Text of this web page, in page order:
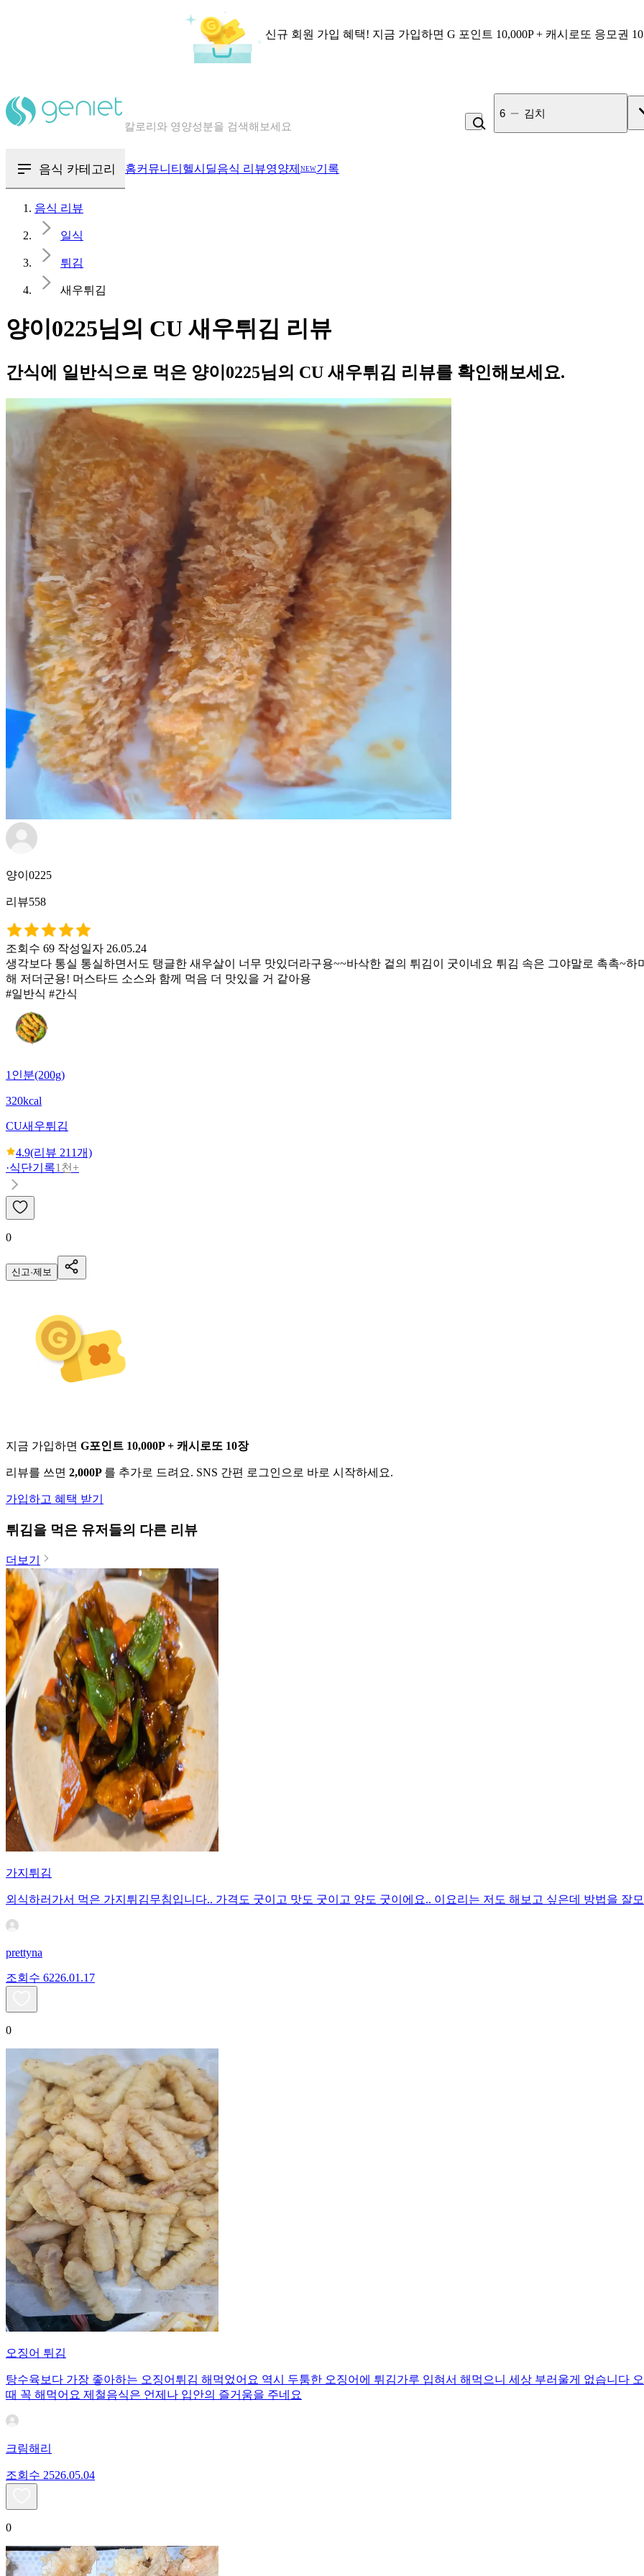
신규 회원 가입 혜택! 지금 가입하면 G 포인트 10,000P + 캐시로또 응모권
칼로리와 영양성분을 검색해보세요
7 고100 촉촉 고구마 스틱
음식 카테고리 홈커뮤니티 헬시딜음식 리뷰영양제 NEW기록
음식 리뷰
일식
튀김
새우튀김
양이0225님의 CU 새우튀김 리뷰
간식에 일반식으로 먹은 양이0225님의 CU 새우튀김 리뷰를 확인해보세요.
양이0225
리뷰558
조회수 69 작성일자 26.05.24
생각보다 통실 통실하면서도 탱글한 새우살이 너무 맛있더라구용~~바삭한 겉의 튀김이 굿이네요 튀김 속은 그야말로 촉촉~
해 저더군용! 머스타드 소스와 함께 먹음 더 맛있을 거 같아용
#일반식 #간식
1인분(200g)
320kcal
CU새우튀김
4.9(리뷰 211개)
·식단기록1천+
0
신고·제보
지금 가입하면 G포인트 10,000P + 캐시로또 10장
리뷰를 쓰면 2,000P 를 추가로 드려요. SNS 간편 로그인으로 바로 시작하세요.
가입하고 혜택 받기
튀김을 먹은 유저들의 다른 리뷰
더보기
가지튀김
외식하러가서 먹은 가지튀김무침입니다.. 가격도 굿이고 맛도 굿이고 양도 굿이에요.. 이요리는 저도 해보고 싶은데 방법을 잘
prettyna
조회수 6226.01.17
0
오징어 튀김
탕수육보다 가장 좋아하는 오징어튀김 해먹었어요 역시 두툼한 오징어에 튀김가루 입혀서 해먹으니 세상 부러울게 없습니다
때 꼭 해먹어요 제철음식은 언제나 입안의 즐거움을 주네요
크림해리
조회수 2526.05.04
0